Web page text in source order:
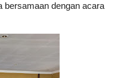
bersamaan dengan acara